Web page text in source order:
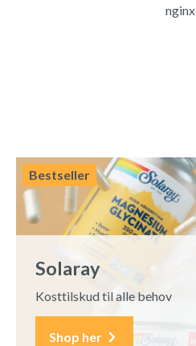
nginx
Bestseller
Solaray
Kosttilskud til alle behov
Shop her